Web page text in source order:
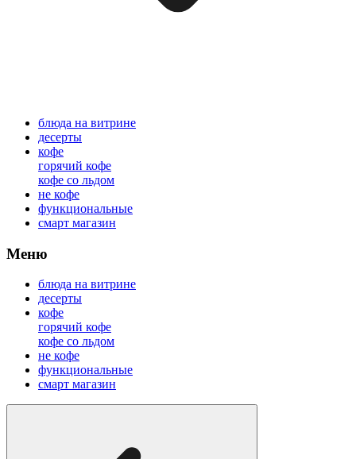
блюда на витрине
десерты
кофе
горячий кофе
кофе со льдом
не кофе
функциональные
смарт магазин
Меню
блюда на витрине
десерты
кофе
горячий кофе
кофе со льдом
не кофе
функциональные
смарт магазин